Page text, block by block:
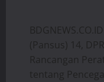
(Pansus) 14,
Rancangan
tentang